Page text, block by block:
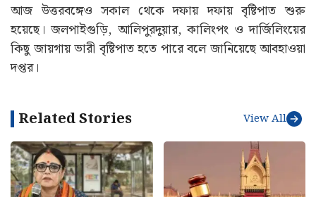
আজ উত্তরবঙ্গেও সকাল থেকে দফায় দফায় বৃষ্টিপাত শুরু
হয়েছে। জলপাইগুড়ি, আলিপুরদুয়ার, কালিংপং ও দার্জিলিংয়ের
কিছু জায়গায় ভারী বৃষ্টিপাত হতে পারে বলে জানিয়েছে আবহাওয়া
দপ্তর।
Related Stories View All